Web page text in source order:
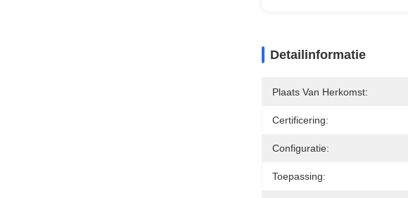
Detailinformatie
Plaats Van Herkomst:
Certificering:
Configuratie:
Toepassing: